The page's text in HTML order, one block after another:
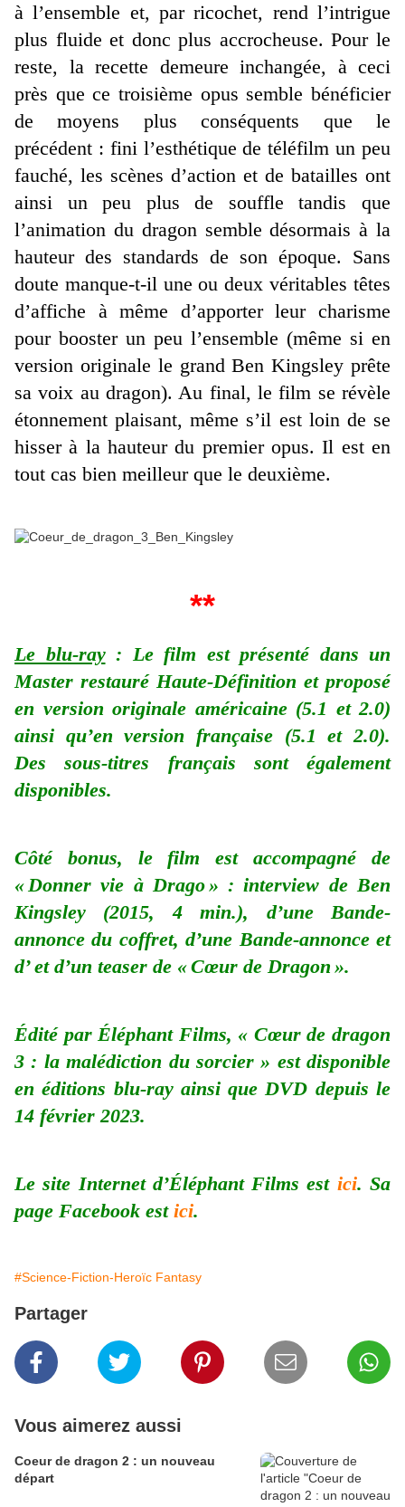
à l’ensemble et, par ricochet, rend l’intrigue
plus fluide et donc plus accrocheuse. Pour le
reste, la recette demeure inchangée, à ceci
près que ce troisième opus semble bénéficier
de moyens plus conséquents que le
précédent : fini l’esthétique de téléfilm un peu
fauché, les scènes d’action et de batailles ont
ainsi un peu plus de souffle tandis que
l’animation du dragon semble désormais à la
hauteur des standards de son époque. Sans
doute manque-t-il une ou deux véritables têtes
d’affiche à même d’apporter leur charisme
pour booster un peu l’ensemble (même si en
version originale le grand Ben Kingsley prête
sa voix au dragon). Au final, le film se révèle
étonnement plaisant, même s’il est loin de se
hisser à la hauteur du premier opus. Il est en
tout cas bien meilleur que le deuxième.
**
Le blu-ray: Le film est présenté dans un
Master restauré Haute-Définition et proposé
en version originale américaine (5.1 et 2.0)
ainsi qu’en version française (5.1 et 2.0).
Des sous-titres français sont également
disponibles.
Côté bonus, le film est accompagné de
« Donner vie à Drago » : interview de Ben
Kingsley (2015, 4 min.), d’une Bande-
annonce du coffret, d’une Bande-annonce et
d’ et d’un teaser de « Cœur de Dragon ».
Édité par Éléphant Films, « Cœur de dragon
3 : la malédiction du sorcier » est disponible
en éditions blu-ray ainsi que DVD depuis le
14 février 2023.
Le site Internet d’Éléphant Films est ici. Sa
page Facebook est ici.
#Science-Fiction-Heroïc Fantasy
Partager
Vous aimerez aussi
Coeur de dragon 2 : un nouveau
départ